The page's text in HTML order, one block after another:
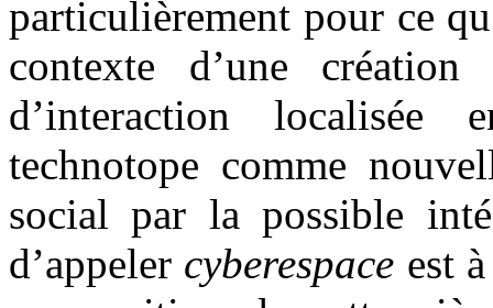
particulièrement pour ce
contexte d’une
d’interaction
technotope comme
social par la possible
d’appeler cyberespace est